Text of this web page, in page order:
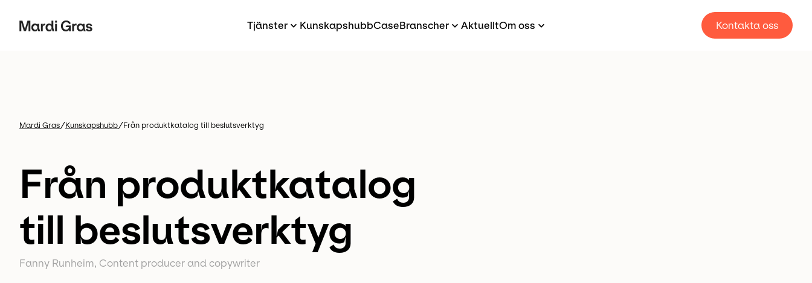
Tjänster KunskapshubbCaseBranscher AktuelltOm oss Kontakta oss
Mardi Gras/Kunskapshubb/Från produktkatalog till beslutsverktyg
Från produkt­katalog
till besluts­verktyg
Fanny Runheim, Content producer and copywriter